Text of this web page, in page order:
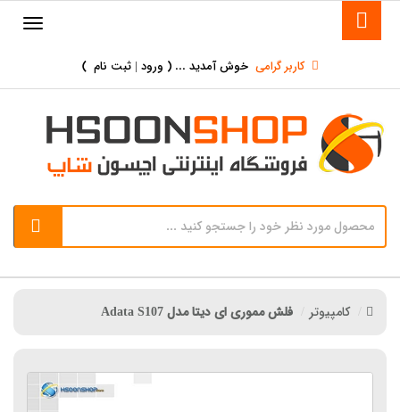
کاربر گرامی خوش آمدید ... ( ورود | ثبت نام )
کامپیوتر فلش مموری ای دیتا مدل Adata S107